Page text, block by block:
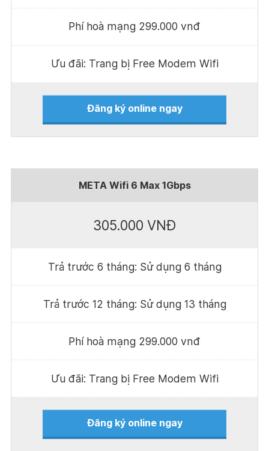
Phí hoà mạng 299.000 vnđ
Ưu đãi: Trang bị Free Modem Wifi
Đăng ký online ngay
META Wifi 6 Max 1Gbps
305.000 VNĐ
Trả trước 6 tháng: Sử dụng 6 tháng
Trả trước 12 tháng: Sử dụng 13 tháng
Phí hoà mạng 299.000 vnđ
Ưu đãi: Trang bị Free Modem Wifi
Đăng ký online ngay